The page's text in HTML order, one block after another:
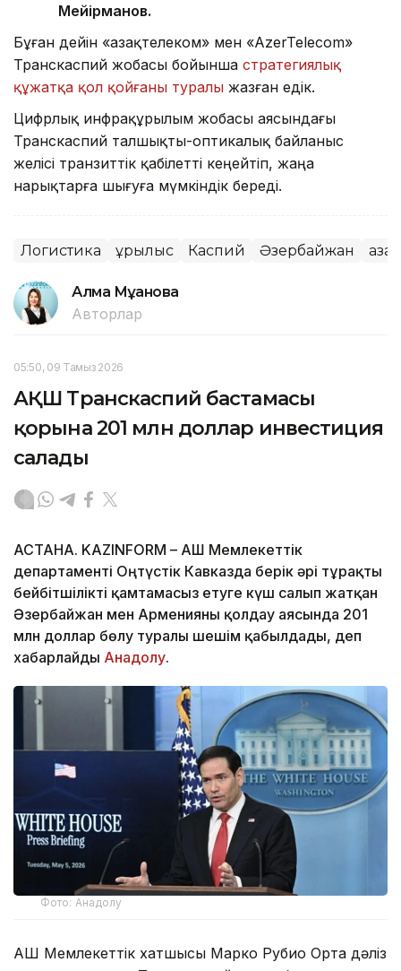
Мейірманов.
Бұған дейін «Қазақтелеком» мен «AzerTelecom»
Транскаспий жобасы бойынша стратегиялық
құжатқа қол қойғаны туралы жазған едік.
Цифрлық инфрақұрылым жобасы аясындағы
Транскаспий талшықты-оптикалық байланыс
желісі транзиттік қабілетті кеңейтіп, жаңа
нарықтарға шығуға мүмкіндік береді.
Логистика Құрылыс Каспий Әзербайжан
Алма Мұқанова
Авторлар
05:50, 09 Тамыз 2026
АҚШ Транскаспий бастамасы
қорына 201 млн доллар инвестиция
салады
АСТАНА. KAZINFORM – АҚШ Мемлекеттік
департаменті Оңтүстік Кавказда берік әрі тұрақты
бейбітшілікті қамтамасыз етуге күш салып жатқан
Әзербайжан мен Арменияны қолдау аясында 201
млн доллар бөлу туралы шешім қабылдады, деп
хабарлайды Анадолу.
Фото: Анадолу
АҚШ Мемлекеттік хатшысы Марко Рубио Орта дәліз